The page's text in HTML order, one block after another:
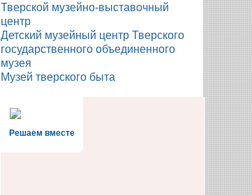
Тверской музейно-выставочный
центр
Детский музейный центр Тверского
государственного объединенного
музея
Музей тверского быта
Решаем вместе